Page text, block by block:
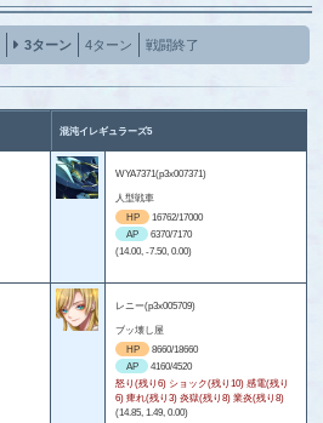
3ターン 4ターン 戦闘終了
混沌イレギュラーズ5
WYA7371(p3x007371)
人型戦車
HP
16762/17000
AP
6370/7170
(14.00, -7.50, 0.00)
レニー(p3x005709)
ブッ壊し屋
HP
8660/18660
AP
4160/4520
怒り(残り6) ショック(残り10) 感電(残り
6) 痺れ(残り3) 炎獄(残り8) 業炎(残り8)
(14.85, 1.49, 0.00)